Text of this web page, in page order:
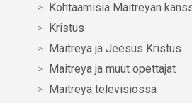
Kohtaamisia Maitreyan
Kristus
Maitreya ja Jeesus Kristus
Maitreya ja muut opettajat
Maitreya televisiossa